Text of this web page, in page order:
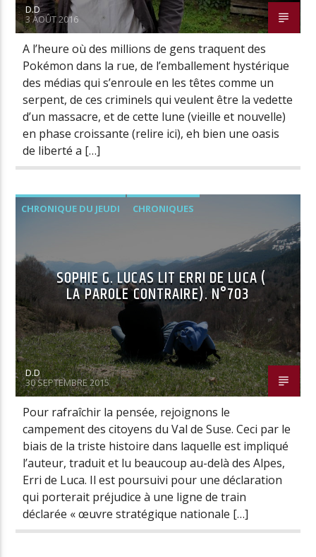
D.D
3 AOÛT 2016
A l’heure où des millions de gens traquent des
Pokémon dans la rue, de l’emballement hystérique
des médias qui s’enroule en les têtes comme un
serpent, de ces criminels qui veulent être la vedette
d’un massacre, et de cette lune (vieille et nouvelle)
en phase croissante (relire ici), eh bien une oasis
de liberté a […]
CHRONIQUE DU JEUDI
CHRONIQUES
SOPHIE G. LUCAS LIT ERRI DE LUCA (
LA PAROLE CONTRAIRE). N°703
D.D
30 SEPTEMBRE 2015
Pour rafraîchir la pensée, rejoignons le
campement des citoyens du Val de Suse. Ceci par le
biais de la triste histoire dans laquelle est impliqué
l’auteur, traduit et lu beaucoup au-delà des Alpes,
Erri de Luca. Il est poursuivi pour une déclaration
qui porterait préjudice à une ligne de train
déclarée « œuvre stratégique nationale […]